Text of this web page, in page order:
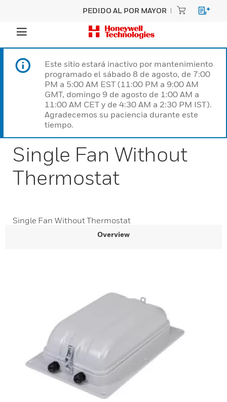
PEDIDO AL POR MAYOR
Este sitio estará inactivo por mantenimiento
programado el sábado 8 de agosto, de 7:00
PM a 5:00 AM EST (11:00 PM a 9:00 AM
GMT, domingo 9 de agosto de 1:00 AM a
11:00 AM CET y de 4:30 AM a 2:30 PM IST).
Agradecemos su paciencia durante este
tiempo.
Single Fan Without
Thermostat
Single Fan Without Thermostat
Overview